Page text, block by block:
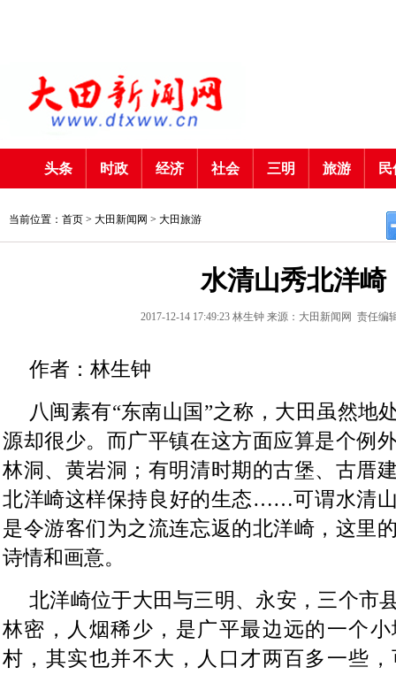
头条 时政 经济 社会 三明 旅游
当前位置：首页 > 大田新闻网 > 大田旅游
水清山秀北洋崎
2017-12-14 17:49:23 林生钟 来源：大田新闻网 责任编
作者：林生钟
八闽素有“东南山国”之称，大田虽然地
源却很少。而广平镇在这方面应算是个例
林洞、黄岩洞；有明清时期的古堡、古厝
北洋崎这样保持良好的生态……可谓水清
是令游客们为之流连忘返的北洋崎，这里
诗情和画意。
北洋崎位于大田与三明、永安，三个市
林密，人烟稀少，是广平最边远的一个
村，其实也并不大，人口才两百多一些